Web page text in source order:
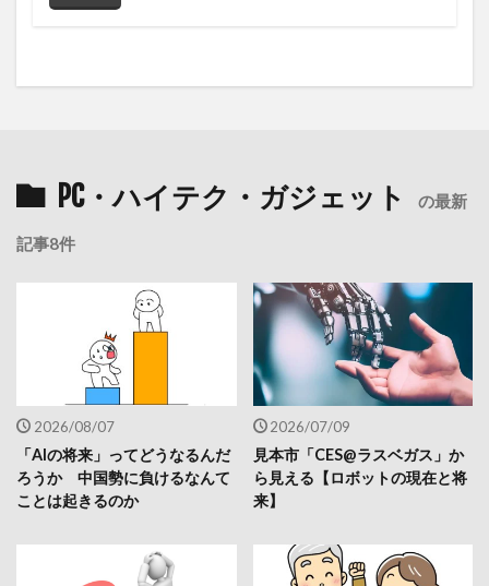
PC・ハイテク・ガジェット の最新
記事8件
2026/08/07
「AIの将来」ってどうなるんだ
ろうか 中国勢に負けるなんて
ことは起きるのか
2026/07/09
見本市「CES@ラスベガス」か
ら見える【ロボットの現在と将
来】